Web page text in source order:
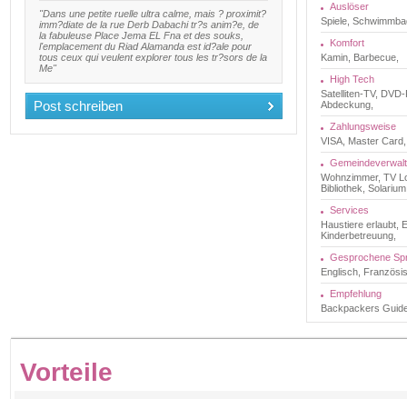
Auslöser
Spiele,
Komfort
Kamin, Barbecue,
High Tech
Satelliten-TV,
Abdeckung,
Zahlungsweise
VISA, Master
Wohnzimmer, TV
Bibliothek,
Services
Haustiere erlaubt,
Kinderbetreuung,
Gesprochene
Englisch,
Empfehlung
Backpackers
"Dans une petite ruelle ultra calme, mais ? proximit?
imm?diate de la rue Derb Dabachi tr?s anim?e, de
la fabuleuse Place Jema EL Fna et des souks,
l'emplacement du Riad Alamanda est id?ale pour
tous ceux qui veulent explorer tous les tr?sors de la
Me"
Post schreiben
Vorteile